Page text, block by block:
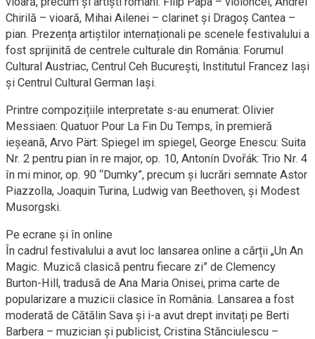
Chirilă – vioară, Mihai Ailenei – clarinet și Dragoș Cantea –
pian. Prezența artiștilor internaționali pe scenele festivalului a
fost sprijinită de centrele culturale din România: Forumul
Cultural Austriac, Centrul Ceh București, Institutul Francez Iași
și Centrul Cultural German Iași.
Printre compozițiile interpretate s-au enumerat: Olivier
Messiaen: Quatuor Pour La Fin Du Temps, în premieră
ieșeană, Arvo Pärt: Spiegel im spiegel, George Enescu: Suita
Nr. 2 pentru pian în re major, op. 10, Antonín Dvořák: Trio Nr. 4
în mi minor, op. 90 “Dumky”, precum și lucrări semnate Astor
Piazzolla, Joaquin Turina, Ludwig van Beethoven, și Modest
Musorgski.
Pe ecrane și în online
În cadrul festivalului a avut loc lansarea online a cărții „Un An
Magic. Muzică clasică pentru fiecare zi” de Clemency
Burton-Hill, tradusă de Ana Maria Onisei, prima carte de
popularizare a muzicii clasice în România. Lansarea a fost
moderată de Cătălin Sava și i-a avut drept invitați pe Berti
Barbera – muzician și publicist, Cristina Stănciulescu –